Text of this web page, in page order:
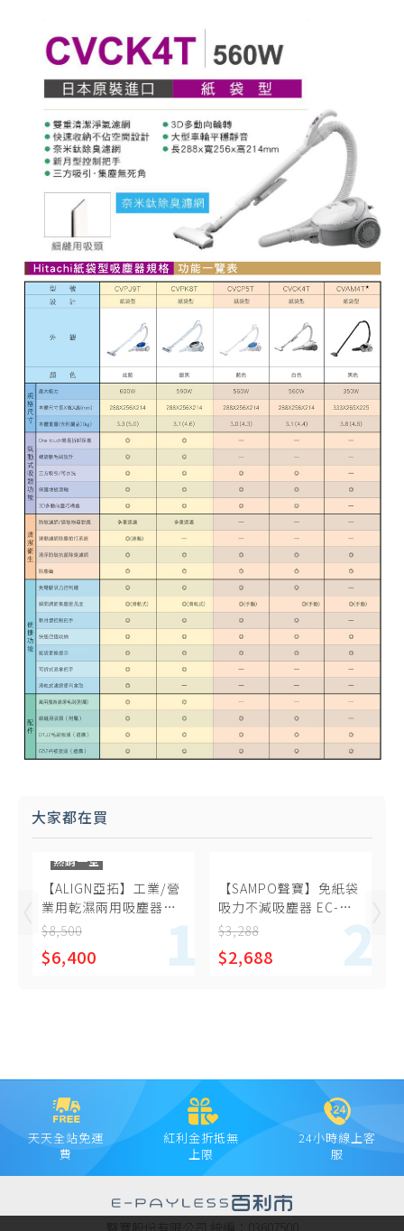
大家都在買
熱銷一空
【ALIGN亞拓】工業/營
業用乾濕兩用吸塵器
AVC-2020
$8,500
$6,400
【SAMPO聲寶】免紙袋
吸力不減吸塵器 EC-
HA40CYP
$3,288
$2,688
天天全站免運
費
紅利金折抵無
上限
24小時線上客
服